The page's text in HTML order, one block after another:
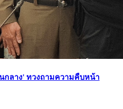
กลาง' ทวงถามความคืบหน้า